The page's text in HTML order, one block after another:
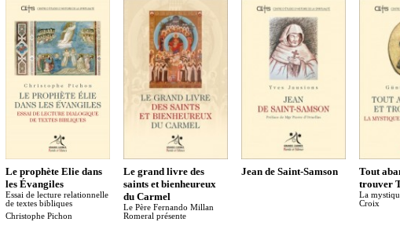
Le prophète Elie dans
les Évangiles
Essai de lecture relationnelle
de textes bibliques
Christophe Pichon
Le grand livre des
saints et bienheureux
du Carmel
Le Père Fernando Millan
Romeral présente
Jean de Saint-Samson
Tout
trouver
La
Croix